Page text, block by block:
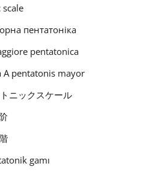
пентатоніка
pentatonica
A pentatonis mayor
ニックスケール
gamı